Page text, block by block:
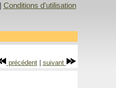
Conditions d'utilisation
précédent| suivant